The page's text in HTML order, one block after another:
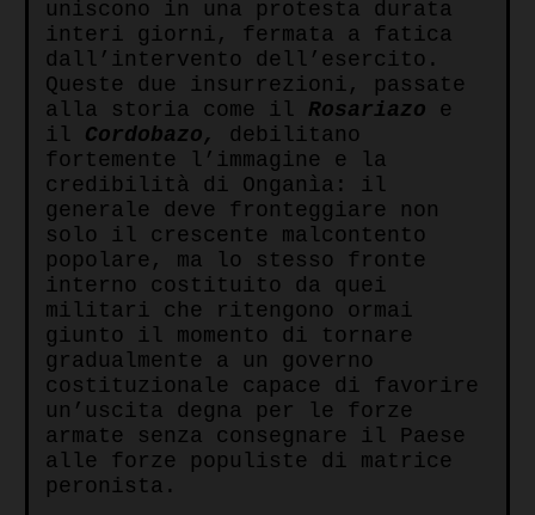
uniscono in una protesta durata
interi giorni, fermata a fatica
dall’intervento dell’esercito.
Queste due insurrezioni, passate
alla storia come il Rosariazo e
il Cordobazo,
debilitano
fortemente l’immagine e la
credibilità di Onganìa: il
generale deve fronteggiare non
solo il crescente malcontento
popolare, ma lo stesso fronte
interno costituito da quei
militari che ritengono ormai
giunto il momento di tornare
gradualmente a un governo
costituzionale capace di favorire
un’uscita degna per le forze
armate senza consegnare il Paese
alle forze populiste di matrice
peronista.